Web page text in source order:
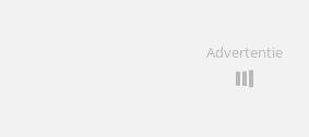
Advertentie